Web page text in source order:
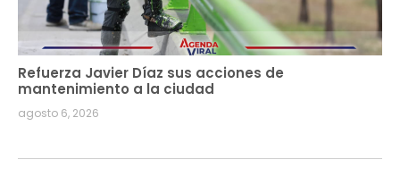
Refuerza Javier Díaz sus acciones de
mantenimiento a la ciudad
agosto 6, 2026